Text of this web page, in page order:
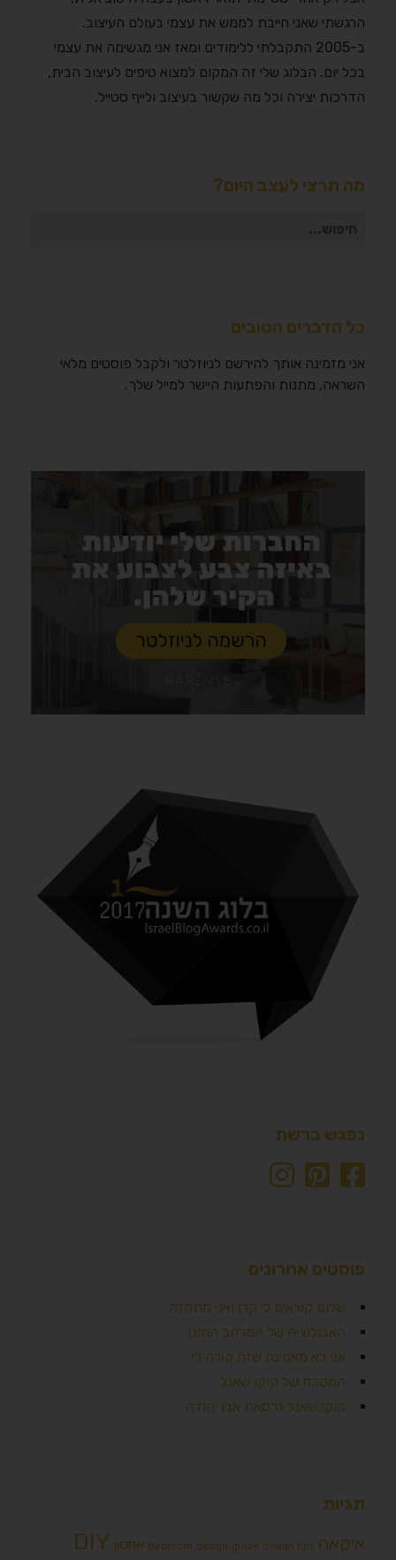
הרגשתי שאני חייבת לממש את עצמי בעולם העיצוב.
ב-2005 התקבלתי ללימודים ומאז אני מגשימה את עצמי
בכל יום. הבלוג שלי זה המקום למצוא טיפים לעיצוב הבית,
הדרכות יצירה וכל מה שקשור בעיצוב ולייף סטייל.
מה תרצי לעצב היום?
חיפוש
כל הדברים הטובים
אני מזמינה אותך להירשם לניוזלטר ולקבל פוסטים מלאי
השראה, מתנות והפתעות היישר למייל שלך.
נפגש ברשת
פוסטים אחרונים
שלום קוראים לי קרן ואני מתחזה
האבולוציה של המרחב המוגן
אני לא מאמינה שזה קורה לי
המטבח של קוקו שאנל
קוקו שאנל גרסאת אבן יהודה
תגיות
איקאה
Bedroom design guide design tips אחסון DIY